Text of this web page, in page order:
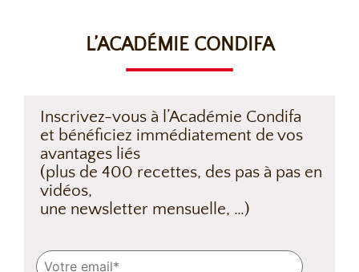
L’ACADÉMIE CONDIFA
Inscrivez-vous à l’Académie Condifa
et bénéficiez immédiatement de vos
avantages liés
(plus de 400 recettes, des pas à pas en
vidéos,
une newsletter mensuelle, …)